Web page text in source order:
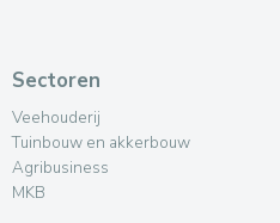
Sectoren
Veehouderij
Tuinbouw en akkerbouw
Agribusiness
MKB